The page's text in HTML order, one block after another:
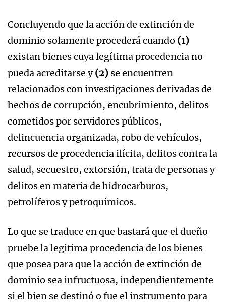
Concluyendo que la acción de extinción de
dominio solamente procederá cuando (1)
existan bienes cuya legítima procedencia no
pueda acreditarse y(2) se encuentren
relacionados con investigaciones derivadas de
hechos de corrupción, encubrimiento, delitos
cometidos por servidores públicos,
delincuencia organizada, robo de vehículos,
recursos de procedencia ilícita, delitos contra la
salud, secuestro, extorsión, trata de personas y
delitos en materia de hidrocarburos,
petrolíferos y petroquímicos.
Lo que se traduce en que bastará que el dueño
pruebe la legitima procedencia de los bienes
que posea para que la acción de extinción de
dominio sea infructuosa, independientemente
si el bien se destinó o fue el instrumento para